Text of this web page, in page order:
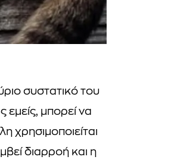
συστατικό του
μπορεί να
χρησιμοποιείται
διαρροή και η